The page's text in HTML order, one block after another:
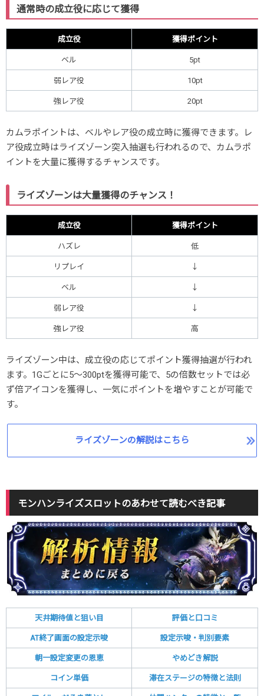
通常時の成立役に応じて獲得
成立役 獲得ポイント
ベル 5pt
弱レア役 10pt
強レア役 20pt
カムラポイントは、ベルやレア役の成立時に獲得できます。レ
ア役成立時はライズゾーン突入抽選も行われるので、カムラポ
イントを大量に獲得するチャンスです。
ライズゾーンは大量獲得のチャンス！
成立役 獲得ポイント
ハズレ 低
リプレイ ↓
ベル ↓
弱レア役 ↓
強レア役 高
ライズゾーン中は、成立役の応じてポイント獲得抽選が行われ
ます。1Gごとに5～300ptを獲得可能で、5の倍数セットでは必
ず倍アイコンを獲得し、一気にポイントを増やすことが可能で
す。
ライズゾーンの解説はこちら
モンハンライズスロットのあわせて読むべき記事
天井期待値と狙い目 評価と口コミ
AT終了画面の設定示唆 設定示唆・判別要素
朝一設定変更の恩恵 やめどき解説
コイン単価 滞在ステージの特徴と法則